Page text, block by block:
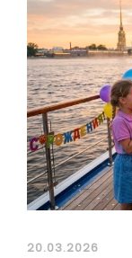
20.03.2026